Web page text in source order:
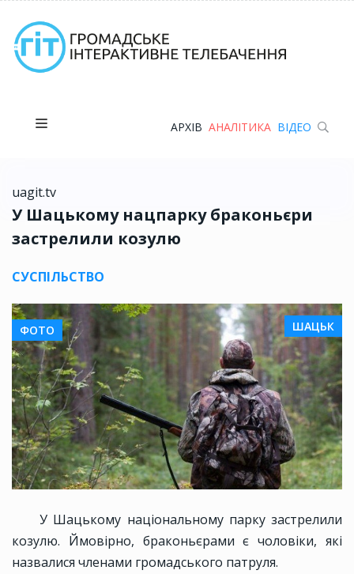
АРХІВ АНАЛІТИКА ВІДЕО
uagit.tv
У Шацькому нацпарку браконьєри
застрелили козулю
СУСПІЛЬСТВО
ФОТО ШАЦЬК
У Шацькому національному парку застрелили
козулю. Ймовірно, браконьєрами є чоловіки, які
назвалися членами громадського патруля.